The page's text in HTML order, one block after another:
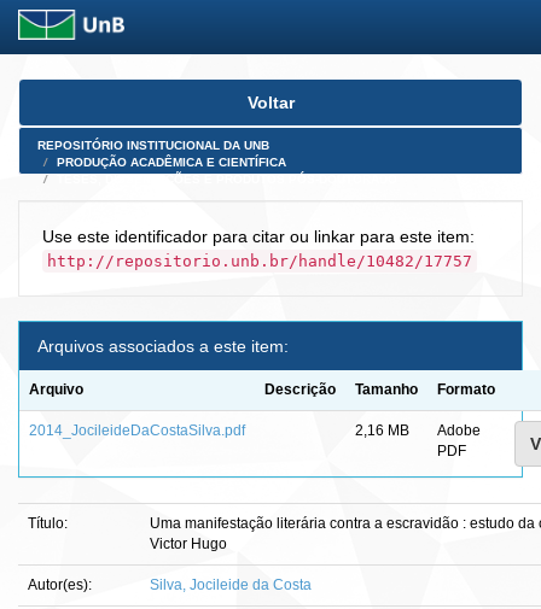
Skip
Voltar
REPOSITÓRIO INSTITUCIONAL DA UNB
PRODUÇÃO ACADÊMICA E CIENTÍFICA
Use este identificador para citar ou linkar para este item:
http://repositorio.unb.br/handle/10482/17757
Arquivos associados a este item:
Arquivo Descrição Tamanho Formato
2014_JocileideDaCostaSilva.pdf 2,16 MB
Adobe
PDF
Título:
Uma manifestação literária contra a escravidão : estudo
Victor Hugo
Autor(es): Silva, Jocileide da Costa